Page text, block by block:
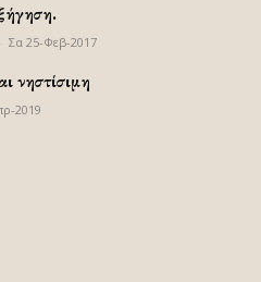
Σα 25-Φεβ-2017
νηστίσιμη
2019